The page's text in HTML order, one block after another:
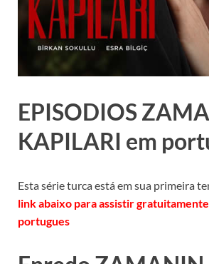
EPISODIOS
KAPILARI em
Esta série turca está em sua primeira
link abaixo para assistir
portugues